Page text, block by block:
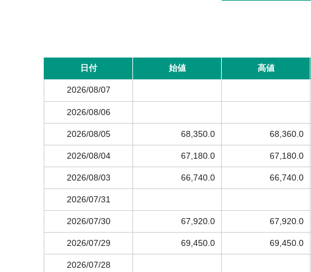
日付 始値 高値
2026/08/07
2026/08/06
2026/08/05 68,350.0 68,360.0
2026/08/04 67,180.0 67,180.0
2026/08/03 66,740.0 66,740.0
2026/07/31
2026/07/30 67,920.0 67,920.0
2026/07/29 69,450.0 69,450.0
2026/07/28